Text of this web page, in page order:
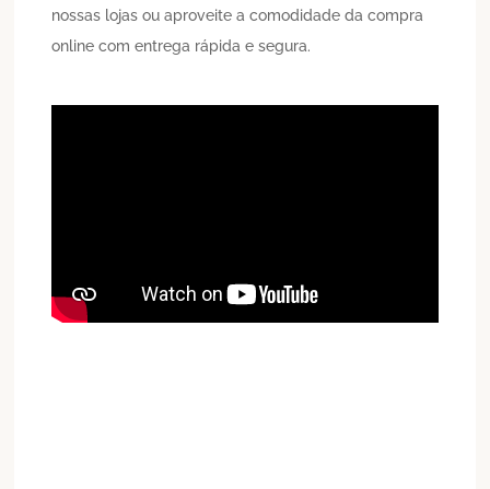
nossas lojas ou aproveite a comodidade da compra
online com entrega rápida e segura.